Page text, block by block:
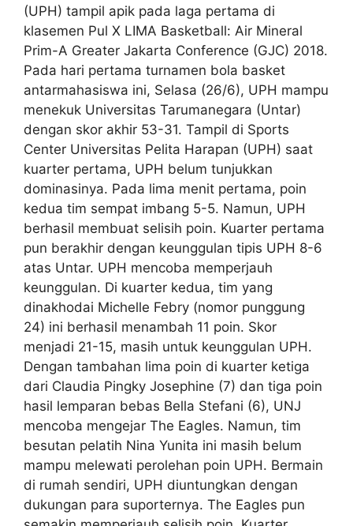
(UPH) tampil apik pada laga pertama di
klasemen Pul X LIMA Basketball: Air Mineral
Prim-A Greater Jakarta Conference (GJC) 2018.
Pada hari pertama turnamen bola basket
antarmahasiswa ini, Selasa (26/6), UPH mampu
menekuk Universitas Tarumanegara (Untar)
dengan skor akhir 53-31. Tampil di Sports
Center Universitas Pelita Harapan (UPH) saat
kuarter pertama, UPH belum tunjukkan
dominasinya. Pada lima menit pertama, poin
kedua tim sempat imbang 5-5. Namun, UPH
berhasil membuat selisih poin. Kuarter pertama
pun berakhir dengan keunggulan tipis UPH 8-6
atas Untar. UPH mencoba memperjauh
keunggulan. Di kuarter kedua, tim yang
dinakhodai Michelle Febry (nomor punggung
24) ini berhasil menambah 11 poin. Skor
menjadi 21-15, masih untuk keunggulan UPH.
Dengan tambahan lima poin di kuarter ketiga
dari Claudia Pingky Josephine (7) dan tiga poin
hasil lemparan bebas Bella Stefani (6), UNJ
mencoba mengejar The Eagles. Namun, tim
besutan pelatih Nina Yunita ini masih belum
mampu melewati perolehan poin UPH. Bermain
di rumah sendiri, UPH diuntungkan dengan
dukungan para suporternya. The Eagles pun